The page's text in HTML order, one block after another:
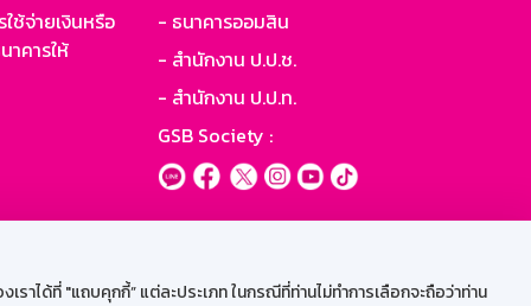
ได้ที่ "แถบคุกกี้” แต่ละประเภท ในกรณีที่ท่านไม่ทำการเลือกจะถือว่าท่าน
ช้จ่ายเงินหรือ
คารให้
- ธนาคารออมสิน
- สำนักงาน ป.ป.ช.
- สำนักงาน ป.ป.ท.
GSB Society :